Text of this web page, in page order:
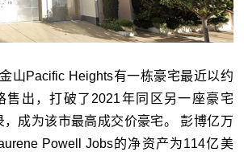
山Pacific Heights有一栋豪宅最近以约
售出，打破了2021年同区另一座豪宅
，成为该市最高成交价豪宅。 彭博亿万
Powell Jobs的净资产为114亿美